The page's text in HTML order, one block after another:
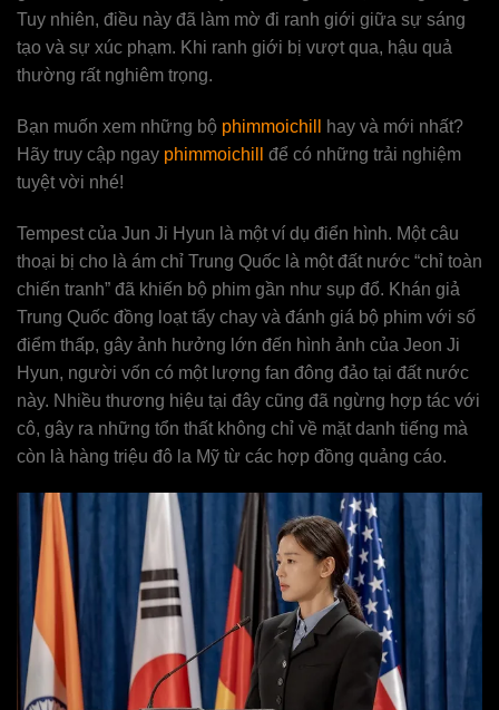
Tuy nhiên, điều này đã làm mờ đi ranh giới giữa sự sáng
tạo và sự xúc phạm. Khi ranh giới bị vượt qua, hậu quả
thường rất nghiêm trọng.
Bạn muốn xem những bộ phimmoichill
hay và mới nhất?
Hãy truy cập ngay phimmoichill
để có những trải nghiệm
tuyệt vời nhé!
Tempest của Jun Ji Hyun là một ví dụ điển hình. Một câu
thoại bị cho là ám chỉ Trung Quốc là một đất nước “chỉ toàn
chiến tranh” đã khiến bộ phim gần như sụp đổ. Khán giả
Trung Quốc đồng loạt tẩy chay và đánh giá bộ phim với số
điểm thấp, gây ảnh hưởng lớn đến hình ảnh của Jeon Ji
Hyun, người vốn có một lượng fan đông đảo tại đất nước
này. Nhiều thương hiệu tại đây cũng đã ngừng hợp tác với
cô, gây ra những tổn thất không chỉ về mặt danh tiếng mà
còn là hàng triệu đô la Mỹ từ các hợp đồng quảng cáo.